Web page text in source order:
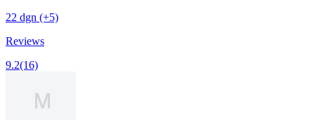
22 dgn (+5)
Reviews
9.2(16)